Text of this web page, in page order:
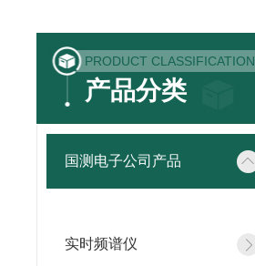
PRODUCT CLASSIFICATION
产品分类
国测电子公司产品
实时频谱仪